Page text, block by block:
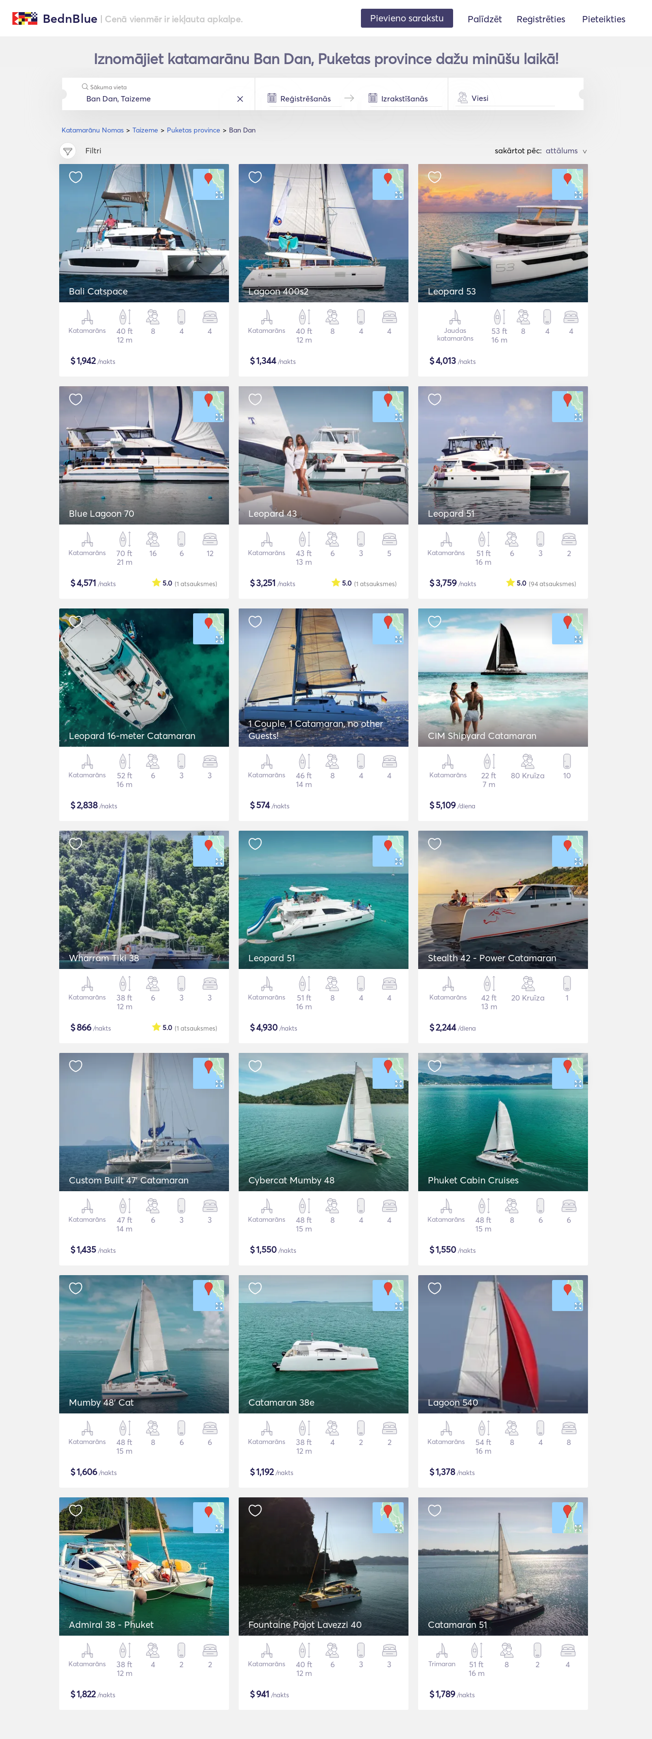
BednBlue | Cenā vienmēr ir iekļauta apkalpe. Pievieno sarakstu Palīdzēt Reģistrēties Pieteikties
Iznomājiet katamarānu Ban Dan, Puketas province dažu minūšu laikā!
Katamarānu Nomas Taizeme Puketas province Ban Dan
Sākuma vieta
Viesi
Filtri sakārtot pēc: >
Bali Catspace
Katamarāns
40 ft
12 m
8 4 4
$1,942/nakts
Lagoon 400s2
Katamarāns
40 ft
12 m
8 4 4
$1,344/nakts
Leopard 53
Jaudas
katamarāns
53 ft
16 m
8 4 4
$4,013 /nakts
Blue Lagoon 70
Katamarāns
70 ft
21 m
16 6 12
$4,571 /nakts (1 atsauksmes)
5.0
Leopard 43
Katamarāns
43 ft
13 m
6 3 5
$3,251 /nakts (1 atsauksmes)
5.0
Leopard 51
Katamarāns
51 ft
16 m
6 3 2
$3,759/nakts (94atsauksmes)
5.0
Leopard 16-meter Catamaran
Katamarāns
52 ft
16 m
6 3 3
$2,838/nakts
1 Couple, 1 Catamaran, no other
Guests!
Katamarāns
46 ft
14 m
8 4 4
$574/nakts
CIM Shipyard Catamaran
Katamarāns
22 ft
7 m
80 Kruīza 10
$5,109/diena
Wharram Tiki 38
Katamarāns
38 ft
12 m
6 3 3
$866/nakts (1 atsauksmes)
5.0
Leopard 51
Katamarāns
51 ft
16 m
8 4 4
$4,930 /nakts
Stealth 42 - Power Catamaran
Katamarāns
42 ft
13 m
20 Kruīza 1
$2,244/diena
Custom Built 47' Catamaran
Katamarāns
47 ft
14 m
6 3 3
$1,435 /nakts
Cybercat Mumby 48
Katamarāns
48 ft
15 m
8 4 4
$1,550 /nakts
Phuket Cabin Cruises
Katamarāns
48 ft
15 m
8 6 6
$1,550 /nakts
Mumby 48' Cat
Katamarāns
48 ft
15 m
8 6 6
$1,606/nakts
Catamaran 38e
Katamarāns
38 ft
12 m
4 2 2
$1,192/nakts
Lagoon 540
Katamarāns
54 ft
16 m
8 4 8
$1,378/nakts
Admiral 38 - Phuket
Katamarāns
38 ft
12 m
4 2 2
$1,822/nakts
Fountaine Pajot Lavezzi 40
Katamarāns
40 ft
12 m
6 3 3
$941 /nakts
Catamaran 51
Trimaran
51 ft
16 m
8 2 4
$1,789/nakts